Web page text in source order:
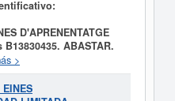
D'APRENENTATGE
B13830435. ABASTAR.
SOCIEDAD LIMITADA.
el día 24/05/2023 y su
distribución,
>